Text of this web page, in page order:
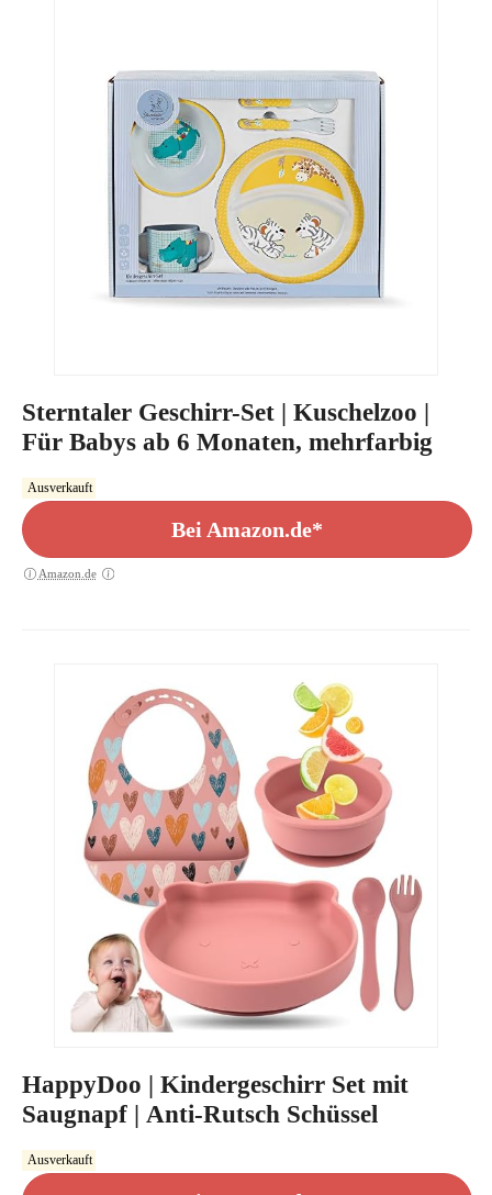
Sterntaler Geschirr-Set | Kuschelzoo |
Für Babys ab 6 Monaten, mehrfarbig
Ausverkauft
Bei Amazon.de*
Amazon.de
HappyDoo | Kindergeschirr Set mit
Saugnapf | Anti-Rutsch Schüssel
Ausverkauft